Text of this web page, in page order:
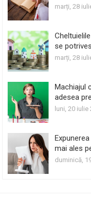
marți, 28
se
marți, 28
Machiajul
adesea
luni, 20 iulie
mai ales
duminică,